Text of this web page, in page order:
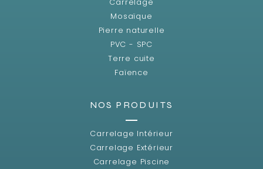
Mosaïque
Pierre naturelle
PVC - SPC
Terre cuite
Faïence
NOS PRODUITS
Carrelage Intérieur
Carrelage Extérieur
Carrelage Piscine